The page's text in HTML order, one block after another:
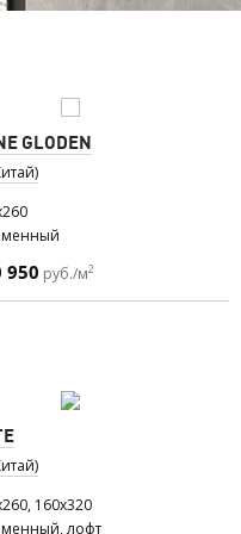
GLODEN
950 руб./м2
160x320
лофт